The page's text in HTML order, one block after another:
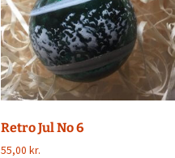
Retro Jul No 6
55,00 kr.